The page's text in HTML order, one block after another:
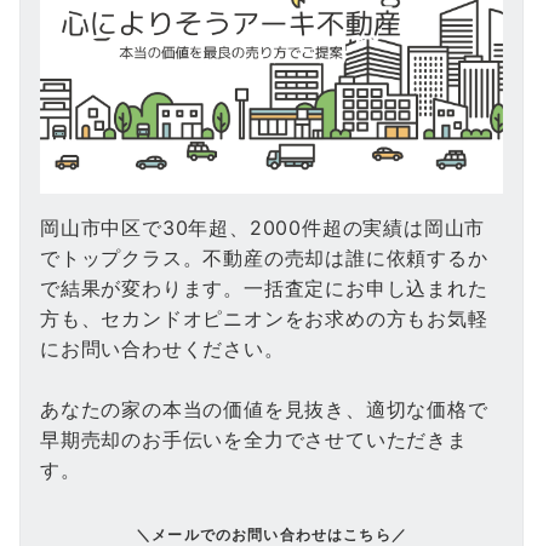
岡山市中区で30年超、2000件超の実績は岡山市
でトップクラス。不動産の売却は誰に依頼するか
で結果が変わります。一括査定にお申し込まれた
方も、セカンドオピニオンをお求めの方もお気軽
にお問い合わせください。
あなたの家の本当の価値を見抜き、適切な価格で
早期売却のお手伝いを全力でさせていただきま
す。
＼メールでのお問い合わせはこちら／